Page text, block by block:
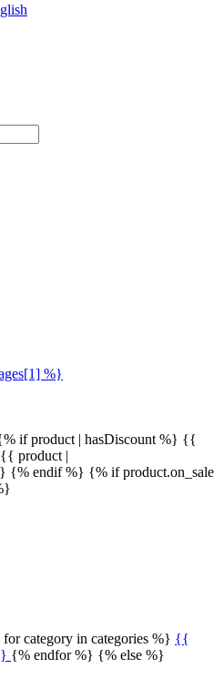
%}
if product | hasDiscount %} {{
{{ product |
{% endif %} {% if product.on_sale
category in categories %} {{
{% endfor %} {% else %}